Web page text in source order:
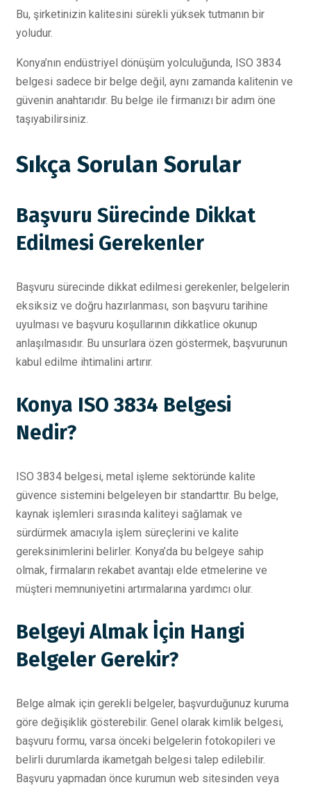
Bu, şirketinizin kalitesini sürekli yüksek tutmanın bir
yoludur.
Konya’nın endüstriyel dönüşüm yolculuğunda, ISO 3834
belgesi sadece bir belge değil, aynı zamanda kalitenin ve
güvenin anahtarıdır. Bu belge ile firmanızı bir adım öne
taşıyabilirsiniz.
Sıkça Sorulan Sorular
Başvuru Sürecinde Dikkat
Edilmesi Gerekenler
Başvuru sürecinde dikkat edilmesi gerekenler, belgelerin
eksiksiz ve doğru hazırlanması, son başvuru tarihine
uyulması ve başvuru koşullarının dikkatlice okunup
anlaşılmasıdır. Bu unsurlara özen göstermek, başvurunun
kabul edilme ihtimalini artırır.
Konya ISO 3834 Belgesi
Nedir?
ISO 3834 belgesi, metal işleme sektöründe kalite
güvence sistemini belgeleyen bir standarttır. Bu belge,
kaynak işlemleri sırasında kaliteyi sağlamak ve
sürdürmek amacıyla işlem süreçlerini ve kalite
gereksinimlerini belirler. Konya’da bu belgeye sahip
olmak, firmaların rekabet avantajı elde etmelerine ve
müşteri memnuniyetini artırmalarına yardımcı olur.
Belgeyi Almak İçin Hangi
Belgeler Gerekir?
Belge almak için gerekli belgeler, başvurduğunuz kuruma
göre değişiklik gösterebilir. Genel olarak kimlik belgesi,
başvuru formu, varsa önceki belgelerin fotokopileri ve
belirli durumlarda ikametgah belgesi talep edilebilir.
Başvuru yapmadan önce kurumun web sitesinden veya